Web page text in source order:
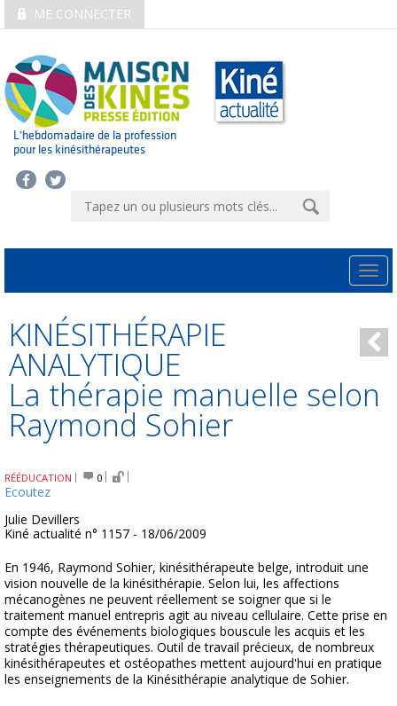
ME CONNECTER
L’hebdomadaire de la profession
pour les kinésithérapeutes
KINÉSITHÉRAPIE
ANALYTIQUE
La thérapie manuelle selon
Raymond Sohier
RÉÉDUCATION 0
Ecoutez
Julie Devillers
Kiné actualité n° 1157 - 18/06/2009
En 1946, Raymond Sohier, kinésithérapeute belge, introduit une
vision nouvelle de la kinésithérapie. Selon lui, les affections
mécanogènes ne peuvent réellement se soigner que si le
traitement manuel entrepris agit au niveau cellulaire. Cette prise en
compte des événements biologiques bouscule les acquis et les
stratégies thérapeutiques. Outil de travail précieux, de nombreux
kinésithérapeutes et ostéopathes mettent aujourd'hui en pratique
les enseignements de la Kinésithérapie analytique de Sohier.